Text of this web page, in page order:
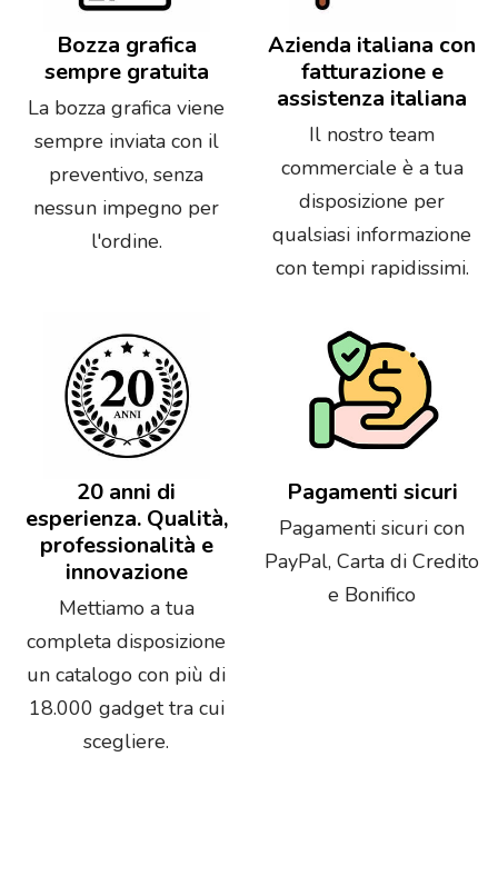
Bozza grafica
sempre gratuita
La bozza grafica viene
sempre inviata con il
preventivo, senza
nessun impegno per
l'ordine.
Azienda italiana con
fatturazione e
assistenza italiana
Il nostro team
commerciale è a tua
disposizione per
qualsiasi informazione
con tempi rapidissimi.
20 anni di
esperienza. Qualità,
professionalità e
innovazione
Mettiamo a tua
completa disposizione
un catalogo con più di
18.000 gadget tra cui
scegliere.
Pagamenti sicuri
Pagamenti sicuri con
PayPal, Carta di Credito
e Bonifico